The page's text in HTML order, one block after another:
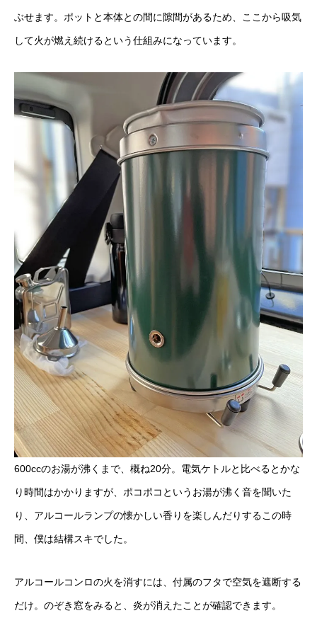
ぶせます。ポットと本体との間に隙間があるため、ここから吸気
して火が燃え続けるという仕組みになっています。
600ccのお湯が沸くまで、概ね20分。電気ケトルと比べるとかな
り時間はかかりますが、ポコポコというお湯が沸く音を聞いた
り、アルコールランプの懐かしい香りを楽しんだりするこの時
間、僕は結構スキでした。
アルコールコンロの火を消すには、付属のフタで空気を遮断する
だけ。のぞき窓をみると、炎が消えたことが確認できます。